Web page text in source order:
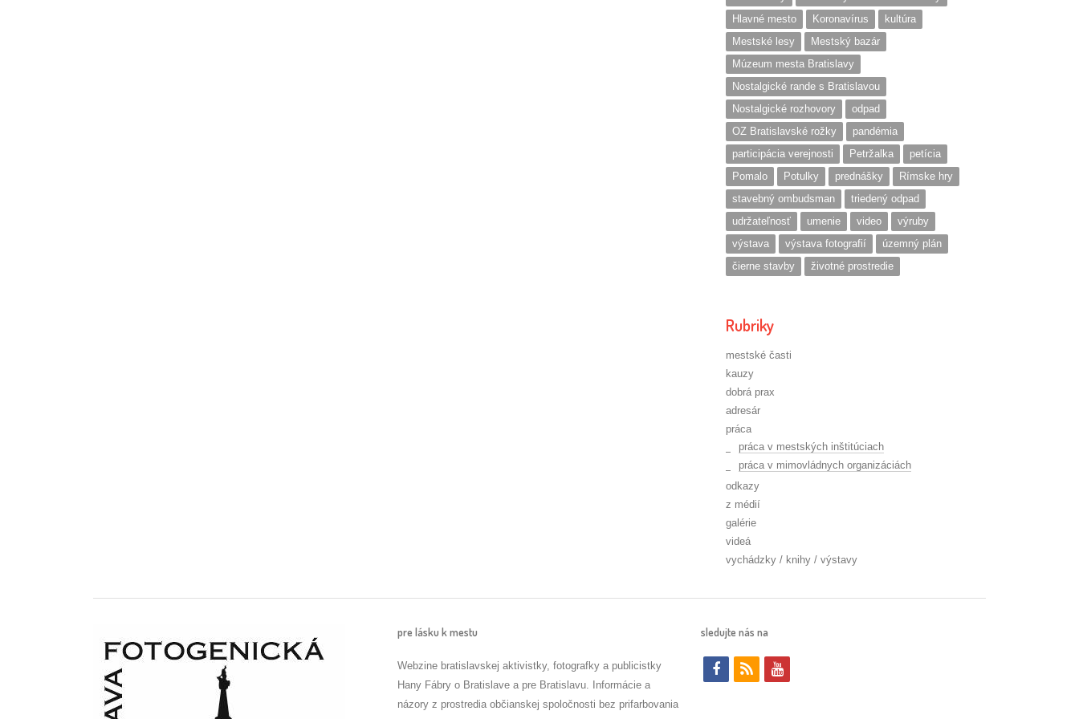
Hlavné mesto
Koronavírus
kultúra
Mestské lesy
Mestský bazár
Múzeum mesta Bratislavy
Nostalgické rande s Bratislavou
Nostalgické rozhovory
odpad
OZ Bratislavské rožky
pandémia
participácia verejnosti
Petržalka
petícia
Pomalo
Potulky prednášky
Rímske hry
stavebný ombudsman
triedený odpad
udržateľnosť
umenie video
výruby
výstava
výstava fotografií
územný plán
čierne stavby
životné prostredie
Rubriky
mestské časti
kauzy
dobrá prax
adresár
práca
práca v mestských inštitúciach
práca v mimovládnych organizáciách
odkazy
z médií
galérie
videá
vychádzky / knihy / výstavy
pre lásku k mestu
Webzine bratislavskej aktivistky, fotografky a publicistky
Hany Fábry o Bratislave a pre Bratislavu. Informácie a
názory z prostredia občianskej spoločnosti bez prifarbovania
sledujte nás na
f
r
y